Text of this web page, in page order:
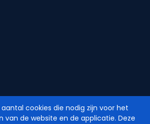
cookies die nodig zijn voor het
van de website en de applicatie. Deze